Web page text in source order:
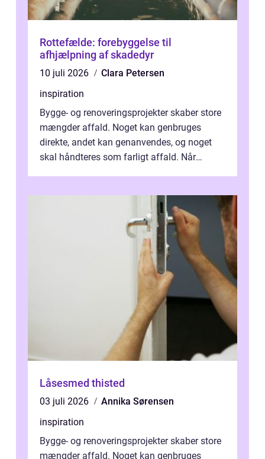
Rottefælde: forebyggelse til
afhjælpning af skadedyr
10 juli 2026
Clara Petersen
inspiration
Bygge- og renoveringsprojekter skaber store
mængder affald. Noget kan genbruges
direkte, andet kan genanvendes, og noget
skal håndteres som farligt affald. Når
Låsesmed thisted
03 juli 2026
Annika Sørensen
inspiration
Bygge- og renoveringsprojekter skaber store
mængder affald. Noget kan genbruges